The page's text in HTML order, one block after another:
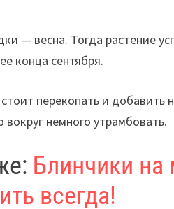
— весна. Тогда растение
конца сентября.
перекопать и добавить
немного утрамбовать.
Блинчики на
всегда!